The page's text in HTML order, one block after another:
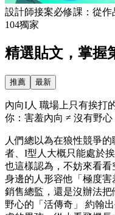
設計師接案必修課：從作
104獨家
精選貼文，掌握
推薦 最新
內向I人 職場上只有挨打
你：害羞內向 ≠ 沒有野心
人們總以為在狼性競爭
者、I型人大概只能處於
也這樣認為，不妨來看看
身邊的人形容他「極度
銷售總監，還是沒辦法
野心的「活傳奇」 約翰